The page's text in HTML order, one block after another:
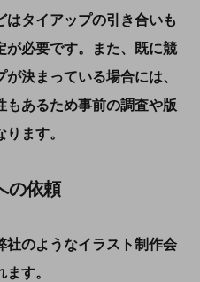
はタイアップの引き合いも
が必要です。また、既に競
決まっている場合には、
もあるため事前の調査や版
ます。
の依頼
社のようなイラスト制作会
す。